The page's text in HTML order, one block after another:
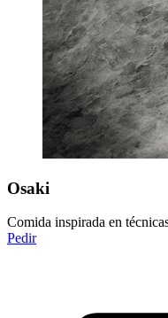
Osaki
Comida inspirada en
Pedir